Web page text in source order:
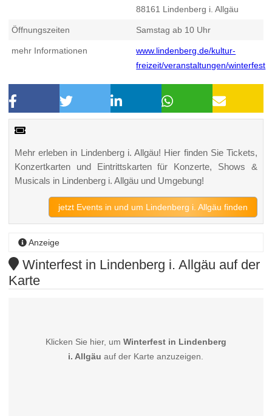
88161 Lindenberg i. Allgäu
Öffnungszeiten Samstag ab 10 Uhr
mehr Informationen
www.lindenberg.de/kultur-
freizeit/veranstaltungen/winterfest
Mehr erleben in Lindenberg i. Allgäu! Hier finden Sie Tickets,
Konzertkarten und Eintrittskarten für Konzerte, Shows &
Musicals in Lindenberg i. Allgäu und Umgebung!
jetzt Events in und um Lindenberg i. Allgäu finden
Anzeige
Winterfest in Lindenberg i. Allgäu auf der
Karte
Klicken Sie hier, um Winterfest in Lindenberg
i. Allgäu auf der Karte anzuzeigen.